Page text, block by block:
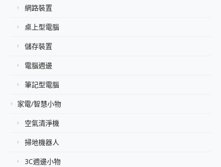
網路裝置
桌上型電腦
儲存裝置
電腦週邊
筆記型電腦
家電/智慧小物
空氣清淨機
掃地機器人
3C週邊小物